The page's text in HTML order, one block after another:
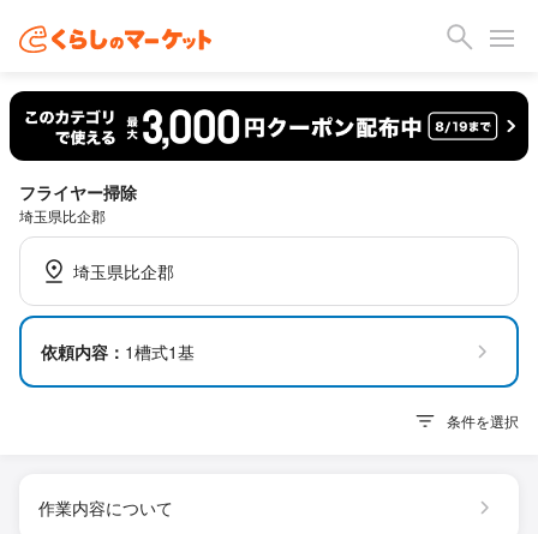
フライヤー掃除
埼玉県比企郡
埼玉県比企郡
依頼内容： 1槽式1基
条件を選択
作業内容について